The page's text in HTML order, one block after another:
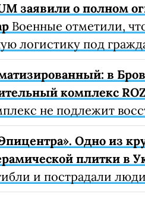
заявили о полном
Военные отметили,
логистику под
в
комплекс
не подлежит
Одно из
плитки в
и пострадали